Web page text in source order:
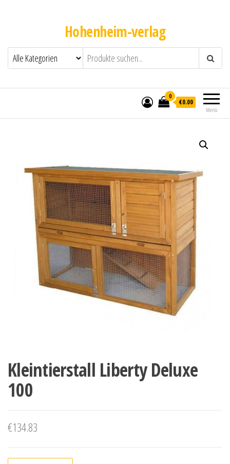
Hohenheim-verlag
Menü
0
€0.00
Kleintierstall Liberty Deluxe
100
€134.83